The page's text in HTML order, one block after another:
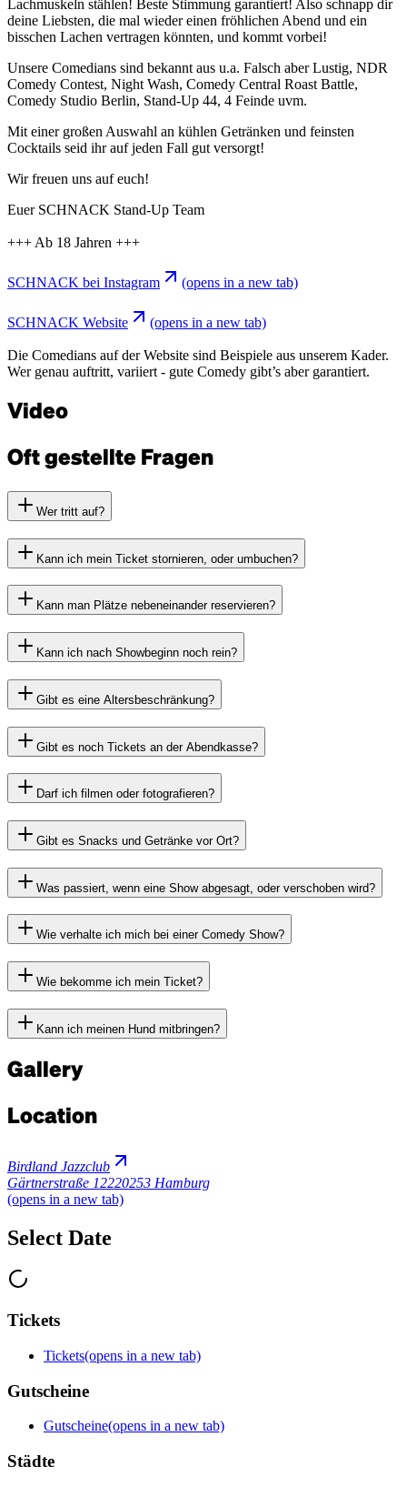
Lachmuskeln stählen! Beste Stimmung garantiert! Also schnapp dir
deine Liebsten, die mal wieder einen fröhlichen Abend und ein
bisschen Lachen vertragen könnten, und kommt vorbei!
Unsere Comedians sind bekannt aus u.a. Falsch aber Lustig, NDR
Comedy Contest, Night Wash, Comedy Central Roast Battle,
Comedy Studio Berlin, Stand-Up 44, 4 Feinde uvm.
Mit einer großen Auswahl an kühlen Getränken und feinsten
Cocktails seid ihr auf jeden Fall gut versorgt!
Wir freuen uns auf euch!
Euer SCHNACK Stand-Up Team
+++ Ab 18 Jahren +++
SCHNACK bei Instagram (opens in a new tab)
SCHNACK Website (opens in a new tab)
Die Comedians auf der Website sind Beispiele aus unserem Kader.
Wer genau auftritt, variiert - gute Comedy gibt’s aber garantiert.
Video
Oft gestellte Fragen
Wer tritt auf?
Kann ich mein Ticket stornieren, oder umbuchen?
Kann man Plätze nebeneinander reservieren?
Kann ich nach Showbeginn noch rein?
Gibt es eine Altersbeschränkung?
Gibt es noch Tickets an der Abendkasse?
Darf ich filmen oder fotografieren?
Gibt es Snacks und Getränke vor Ort?
Was passiert, wenn eine Show abgesagt, oder verschoben wird?
Wie verhalte ich mich bei einer Comedy Show?
Wie bekomme ich mein Ticket?
Kann ich meinen Hund mitbringen?
Gallery
Location
Birdland Jazzclub
Gärtnerstraße 12220253 Hamburg
(opens in a new tab)
Select Date
Tickets
Tickets(opens in a new tab)
Gutscheine
Gutscheine(opens in a new tab)
Städte